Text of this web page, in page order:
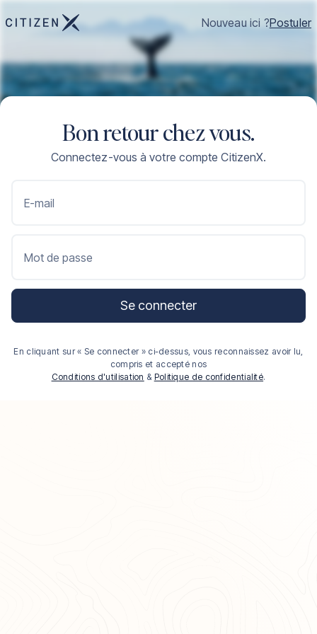
Nouveau ici ?Postuler
Bon retour chez vous.
Connectez-vous à votre compte CitizenX.
E-mail
Mot de passe
Se connecter
En cliquant sur « Se connecter » ci-dessus, vous reconnaissez avoir lu,
compris et accepté nos
Conditions d'utilisation & Politique de confidentialité.